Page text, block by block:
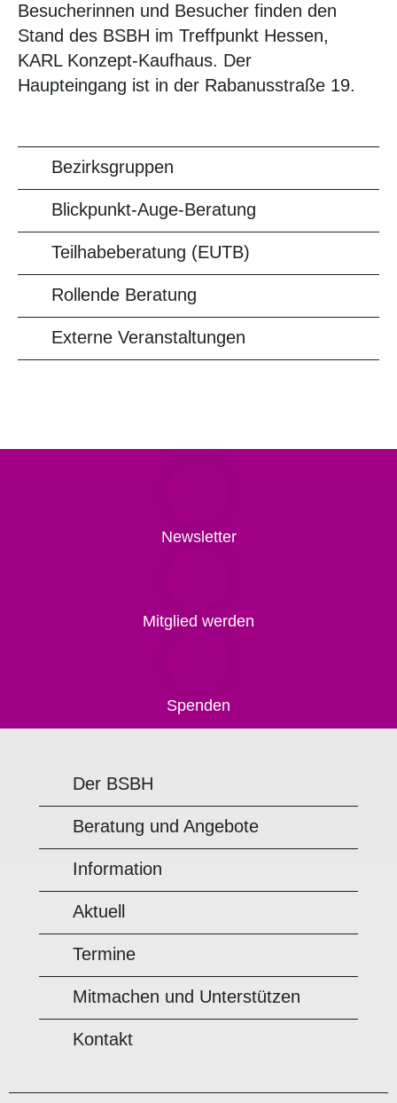
Besucherinnen und Besucher finden den
Stand des BSBH im Treffpunkt Hessen,
KARL Konzept-Kaufhaus. Der
Haupteingang ist in der Rabanusstraße 19.
Bezirksgruppen
Blickpunkt-Auge-Beratung
Teilhabeberatung (EUTB)
Rollende Beratung
Externe Veranstaltungen
Newsletter
Mitglied werden
Spenden
Der BSBH
Beratung und Angebote
Information
Aktuell
Termine
Mitmachen und Unterstützen
Kontakt